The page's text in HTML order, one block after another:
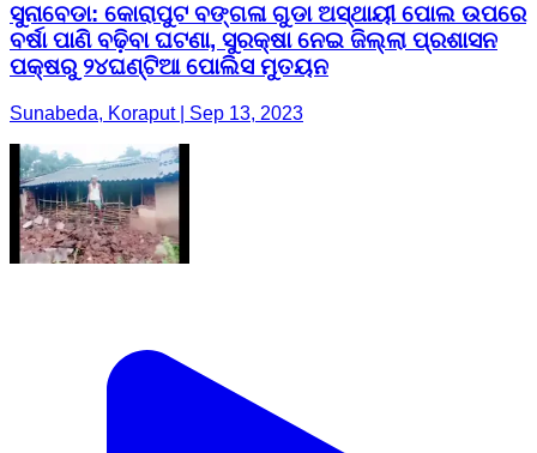
ସୁନାବେଡା: କୋରାପୁଟ ବଙ୍ଗଳା ଗୁଡା ଅସ୍ଥାୟୀ ପୋଲ ଉପରେ
ବର୍ଷା ପାଣି ବଢ଼ିବା ଘଟଣା, ସୁରକ୍ଷା ନେଇ ଜିଲ୍ଲା ପ୍ରଶାସନ
ପକ୍ଷରୁ ୨୪ଘଣ୍ଟିଆ ପୋଲିସ ମୁତୟନ
Sunabeda, Koraput | Sep 13, 2023